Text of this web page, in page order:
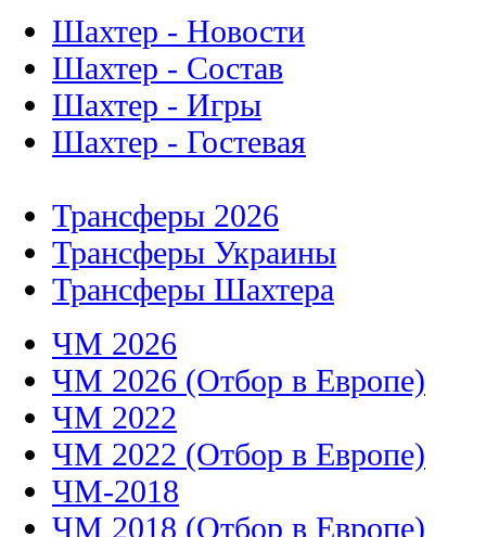
Шахтер - Новости
Шахтер - Состав
Шахтер - Игры
Шахтер - Гостевая
Трансферы 2026
Трансферы Украины
Трансферы Шахтера
ЧМ 2026
ЧМ 2026 (Отбор в Европе)
ЧМ 2022
ЧМ 2022 (Отбор в Европе)
ЧМ-2018
ЧМ 2018 (Отбор в Европе)